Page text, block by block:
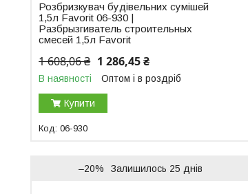
Розбризкувач будівельних сумішей
1,5л Favorit 06-930 |
Разбрызгиватель строительных
смесей 1,5л Favorit
1 608,06 ₴ 1 286,45 ₴
В наявності Оптом і в роздріб
Купити
06-930
–20% Залишилось 25 днів